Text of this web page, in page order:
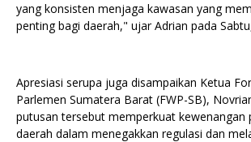
yang konsisten menjaga kawasan yang
penting bagi daerah," ujar Adrian pada
Apresiasi serupa juga disampaikan Ketua
Parlemen Sumatera Barat (FWP-SB),
putusan tersebut memperkuat kewenangan
daerah dalam menegakkan regulasi dan